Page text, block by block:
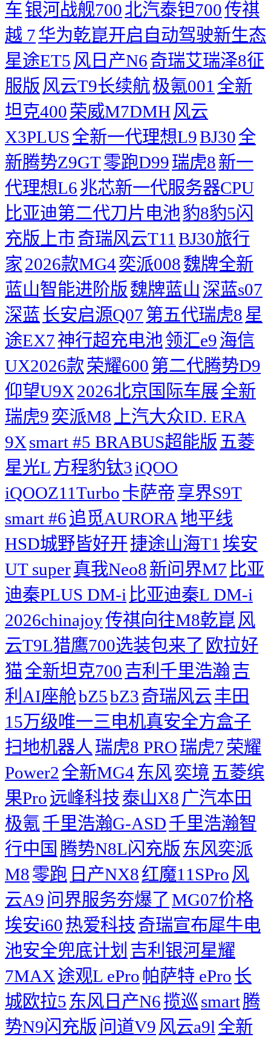
车银河战舰700北汽泰钽700传祺
越 7华为乾崑开启自动驾驶新生态
星途ET5 风日产N6奇瑞艾瑞泽8征
服版 风云T9长续航极氪001 全新
坦克400荣威M7DMH 风云
X3PLUS全新一代理想L9BJ30全
新腾势Z9GT零跑D99瑞虎8新一
代理想L6兆芯新一代服务器CPU
比亚迪第二代刀片电池豹8豹5闪
充版上市奇瑞风云T11 BJ30旅行
家 2026款MG4奕派008魏牌全新
蓝山智能进阶版魏牌蓝山 深蓝s07
深蓝长安启源Q07第五代瑞虎8星
途EX7神行超充电池领汇e9海信
UX2026款荣耀600第二代腾势D9
仰望U9X2026北京国际车展全新
瑞虎9奕派M8 上汽大众ID. ERA
9Xsmart #5 BRABUS超能版 五菱
星光L 方程豹钛3iQOO
iQOOZ11Turbo卡萨帝享界S9T
smart #6追觅AURORA 地平线
HSD城野皆好开捷途山海T1 埃安
UT super真我Neo8新问界M7 比亚
迪秦PLUS DM-i 比亚迪秦L DM-i
2026chinajoy传祺向往M8乾崑 风
云T9L猎鹰700选装包来了 欧拉好
猫全新坦克700吉利千里浩瀚吉
利AI座舱bZ5bZ3奇瑞风云丰田
15万级唯一三电机真安全方盒子
扫地机器人 瑞虎8 PRO瑞虎7荣耀
Power2 全新MG4 东风奕境 五菱缤
果Pro远峰科技泰山X8 广汽本田
极氪千里浩瀚G-ASD千里浩瀚智
行中国 腾势N8L闪充版 东风奕派
M8零跑 日产NX8红魔11SPro 风
云A9 问界服务夯爆了 MG07价格
埃安i60热爱科技奇瑞宣布犀牛电
池安全兜底计划 吉利银河星耀
7MAX途观L ePro 帕萨特 ePro长
城欧拉5 东风日产N6揽巡smart腾
势N9闪充版 问道V9 风云a9l 全新